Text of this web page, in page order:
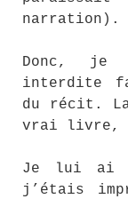
narration).
Donc, je
interdite
du récit.
vrai livre,
Je lui ai
j’étais